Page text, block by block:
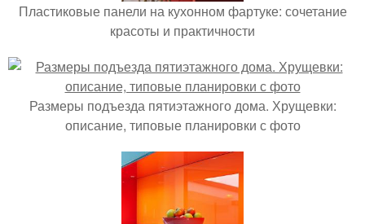
Пластиковые панели на кухонном фартуке: сочетание
красоты и практичности
Размеры подъезда пятиэтажного дома. Хрущевки:
описание, типовые планировки с фото